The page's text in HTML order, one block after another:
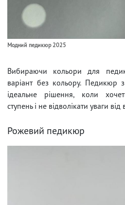
Модний педикюр 2025
Вибираючи кольори для
варіант без кольору. Педикюр
ідеальне рішення, коли
ступень і не відволікати уваги від
Рожевий педикюр